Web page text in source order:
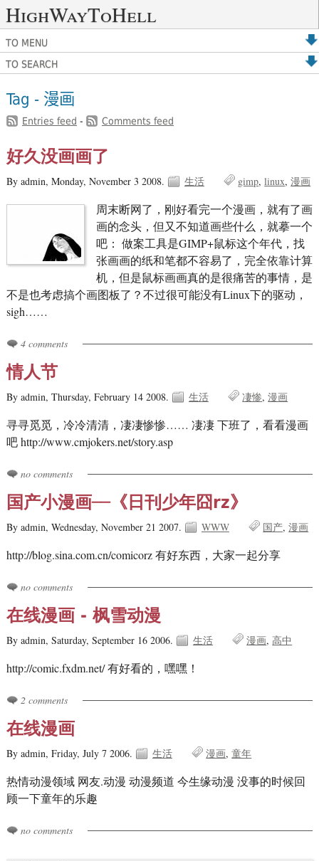
HighWayToHell
TO MENU
TO SEARCH
Tag - 漫画
Entries feed - Comments feed
好久没画画了
By admin, Monday, November 3 2008. 生活 gimp linux 漫画
周末断网了，刚好看完一个漫画，就有了画
画的念头，但又不知道画些什么，就摹一个
吧： 做案工具是GIMP+鼠标这个年代，找
张画画的纸和笔都不容易了，完全依靠计算
机，但是鼠标画画真的是很痛苦的事情，是
不是也考虑搞个画图板了？不过很可能没有Linux下的驱动，
sigh……
4 comments
情人节
By admin, Thursday, February 14 2008. 生活 凄惨 漫画
寻寻觅觅，冷冷清清，凄凄惨惨…… 凄凄 下班了，看看漫画
吧 http://www.cmjokers.net/story.asp
no comments
国产小漫画──《日刊少年囧rz》
By admin, Wednesday, November 21 2007. WWW 国产 漫画
http://blog.sina.com.cn/comicorz 有好东西，大家一起分享
no comments
在线漫画 - 枫雪动漫
By admin, Saturday, September 16 2006. 生活 漫画 高中
http://comic.fxdm.net/ 有好看的，嘿嘿！
2 comments
在线漫画
By admin, Friday, July 7 2006. 生活 漫画 童年
热情动漫领域 网友.动漫 动漫频道 今生缘动漫 没事的时候回
顾一下童年的乐趣
no comments